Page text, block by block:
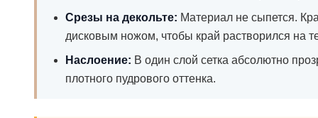
Срезы на декольте: Материал не сыпется.
дисковым ножом, чтобы край растворился на
Наслоение: В один слой сетка абсолютно
плотного пудрового оттенка.